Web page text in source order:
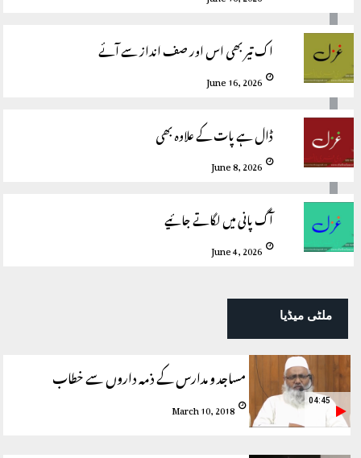
اک تیر بھی اس اور صف انداز سے آئے
June 16, 2026
ڈال ہے پات کے علاوہ بھی
June 8, 2026
آگ پانی میں لگاتے جائیے
June 4, 2026
ملٹی میڈیا
مساجد و مدارس کے ذمہ داروں سے خطاب
March 10, 2018 04:45